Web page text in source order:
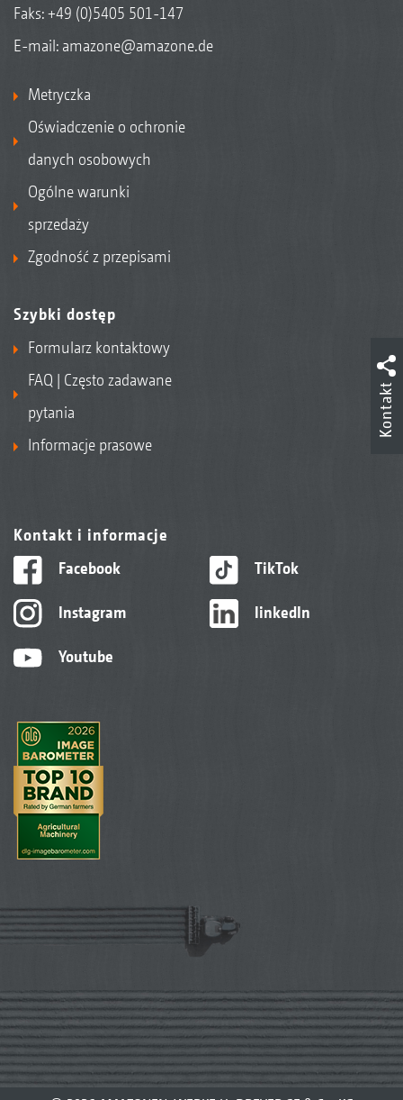
Faks: +49 (0)5405 501-147
E-mail: amazone@amazone.de
Metryczka
Oświadczenie o ochronie
danych osobowych
Ogólne warunki
sprzedaży
Zgodność z przepisami
Szybki dostęp
Formularz kontaktowy
FAQ | Często zadawane
pytania
Informacje prasowe
Kontakt i informacje
Facebook
Instagram
Youtube
TikTok
linkedIn
Kontakt